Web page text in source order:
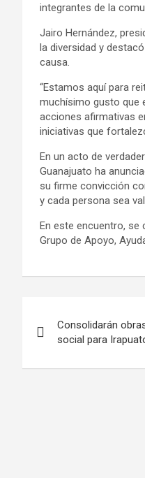
integrantes de la
Jairo Hernández,
la diversidad y
causa.
“Estamos aquí para
muchísimo gusto que
acciones afirmativas
iniciativas que
En un acto de
Guanajuato ha
su firme convicción
y cada persona sea
En este encuentro, se
Grupo de Apoyo,
de
entradas
Consolidarán
social para